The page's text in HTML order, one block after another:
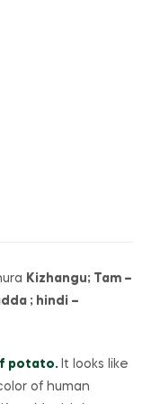
Kizhangu; Tam –
; hindi –
potato. It looks like
of human